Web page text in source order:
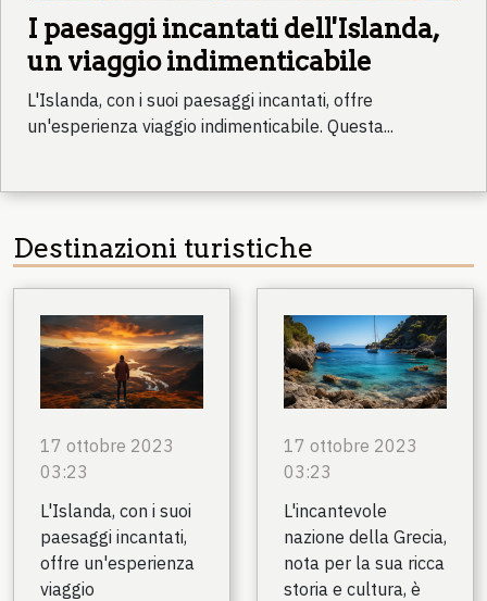
I paesaggi incantati dell'Islanda,
un viaggio indimenticabile
L'Islanda, con i suoi paesaggi incantati, offre
un'esperienza viaggio indimenticabile. Questa...
Destinazioni turistiche
17 ottobre 2023
03:23
L'Islanda, con i suoi
paesaggi incantati,
offre un'esperienza
viaggio
17 ottobre 2023
03:23
L'incantevole
nazione della Grecia,
nota per la sua ricca
storia e cultura, è